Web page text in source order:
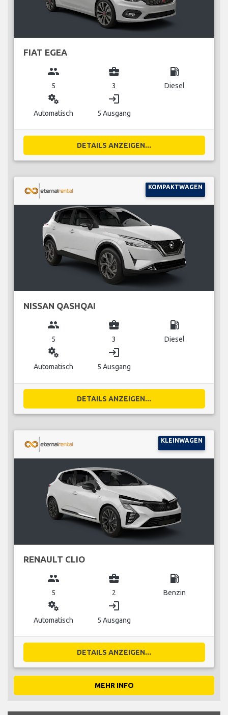
FIAT EGEA
group
5
business_center
3
local_gas_station
Diesel
miscellaneous_services
Automatisch
login
5 Ausgang
DETAILS ANZEIGEN...
KOMPAKTWAGEN
NISSAN QASHQAI
group
5
business_center
3
local_gas_station
Diesel
miscellaneous_services
Automatisch
login
5 Ausgang
DETAILS ANZEIGEN...
KLEINWAGEN
RENAULT CLIO
group
5
business_center
2
local_gas_station
Benzin
miscellaneous_services
Automatisch
login
5 Ausgang
DETAILS ANZEIGEN...
MEHR INFO